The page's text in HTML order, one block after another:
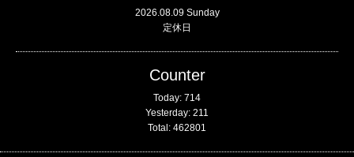
2026.08.09 Sunday
定休日
Counter
Today: 714
Yesterday: 211
Total: 462801